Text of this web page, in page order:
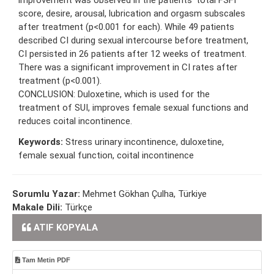
score, desire, arousal, lubrication and orgasm subscales
after treatment (p<0.001 for each). While 49 patients
described CI during sexual intercourse before treatment,
CI persisted in 26 patients after 12 weeks of treatment.
There was a significant improvement in CI rates after
treatment (p<0.001).
CONCLUSION: Duloxetine, which is used for the
treatment of SUI, improves female sexual functions and
reduces coital incontinence.
Keywords: Stress urinary incontinence, duloxetine,
female sexual function, coital incontinence
Sorumlu Yazar: Mehmet Gökhan Çulha, Türkiye
Makale Dili: Türkçe
ATIF KOPYALA
Tam Metin PDF